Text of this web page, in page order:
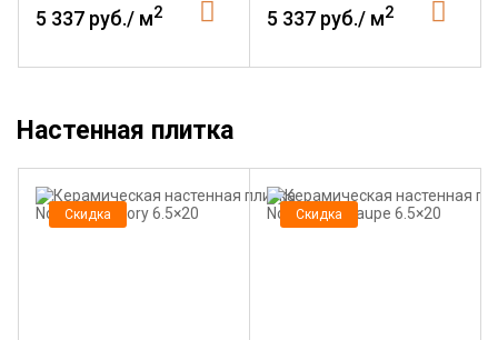
5 337 руб./ м2 5 337 руб./ м2
Настенная плитка
Скидка Скидка